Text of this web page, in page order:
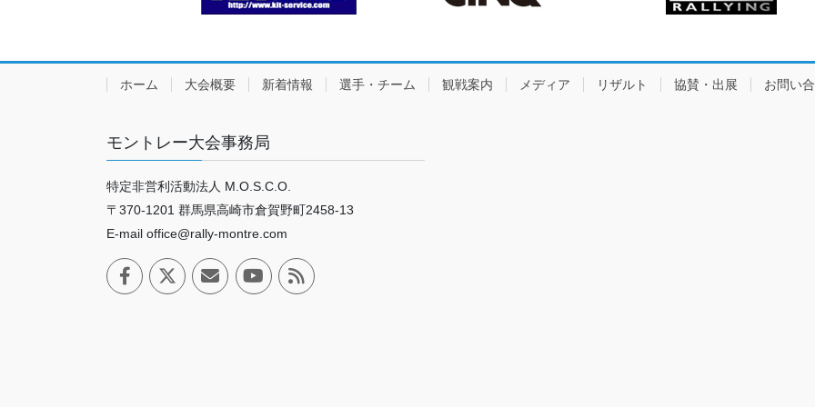
ホーム 大会概要 新着情報 選手・チーム 観戦案内 メディア リザルト 協賛・出展 お問い
モントレー大会事務局
特定非営利活動法人 M.O.S.C.O.
〒370-1201 群馬県高崎市倉賀野町2458-13
E-mail office@rally-montre.com